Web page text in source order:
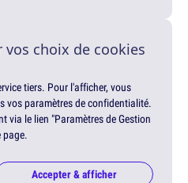
choix de cookies
tiers. Pour l'afficher, vous
vos paramètres de confidentialité.
via le lien "Paramètres de Gestion
page.
Accepter & afficher